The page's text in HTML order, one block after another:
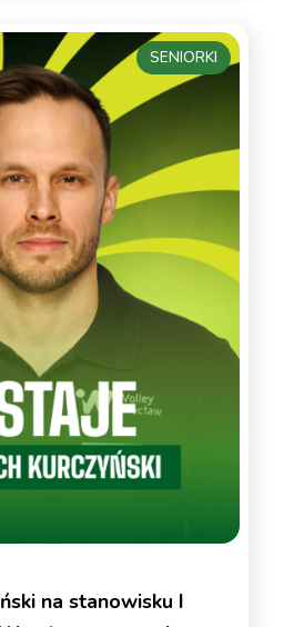
na stanowisku I
SENIORKI